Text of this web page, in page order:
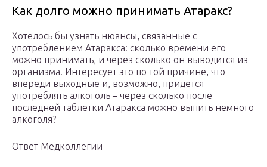
Как долго можно принимать Атаракс?
Хотелось бы узнать нюансы, связанные с
употреблением Атаракса: сколько времени его
можно принимать, и через сколько он выводится из
организма. Интересует это по той причине, что
впереди выходные и, возможно, придется
употреблять алкоголь – через сколько после
последней таблетки Атаракса можно выпить немного
алкоголя?
Ответ Медколлегии